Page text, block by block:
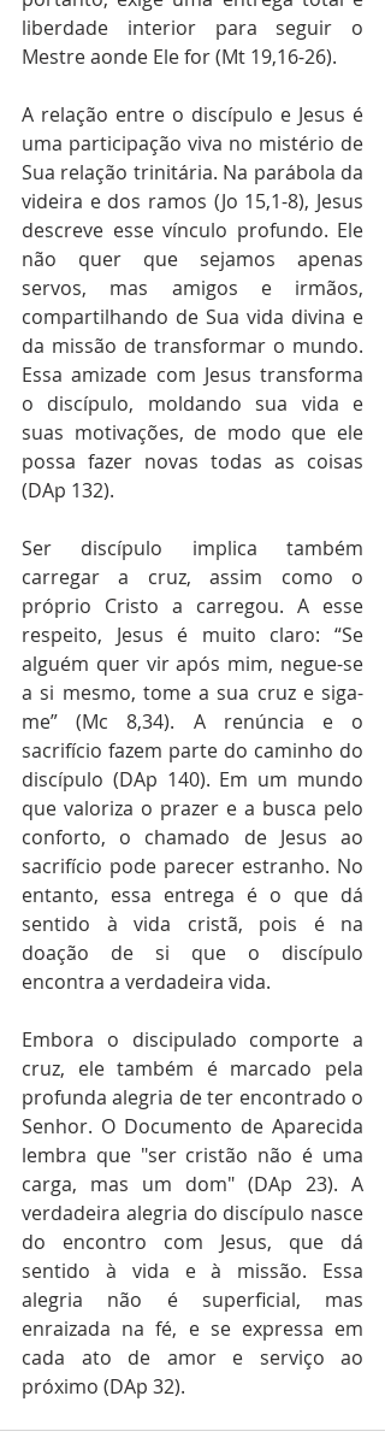
liberdade interior para seguir o
Mestre aonde Ele for (Mt 19,16-26).
A relação entre o discípulo e Jesus é
uma participação viva no mistério de
Sua relação trinitária. Na parábola da
videira e dos ramos (Jo 15,1-8), Jesus
descreve esse vínculo profundo. Ele
não quer que sejamos apenas
servos, mas amigos e irmãos,
compartilhando de Sua vida divina e
da missão de transformar o mundo.
Essa amizade com Jesus transforma
o discípulo, moldando sua vida e
suas motivações, de modo que ele
possa fazer novas todas as coisas
(DAp 132).
Ser discípulo implica também
carregar a cruz, assim como o
próprio Cristo a carregou. A esse
respeito, Jesus é muito claro: “Se
alguém quer vir após mim, negue-se
a si mesmo, tome a sua cruz e siga-
me” (Mc 8,34). A renúncia e o
sacrifício fazem parte do caminho do
discípulo (DAp 140). Em um mundo
que valoriza o prazer e a busca pelo
conforto, o chamado de Jesus ao
sacrifício pode parecer estranho. No
entanto, essa entrega é o que dá
sentido à vida cristã, pois é na
doação de si que o discípulo
encontra a verdadeira vida.
Embora o discipulado comporte a
cruz, ele também é marcado pela
profunda alegria de ter encontrado o
Senhor. O Documento de Aparecida
lembra que "ser cristão não é uma
carga, mas um dom" (DAp 23). A
verdadeira alegria do discípulo nasce
do encontro com Jesus, que dá
sentido à vida e à missão. Essa
alegria não é superficial, mas
enraizada na fé, e se expressa em
cada ato de amor e serviço ao
próximo (DAp 32).